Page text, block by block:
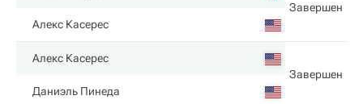
Завершен
Алекс Касерес
Алекс Касерес
Завершен
Даниэль Пинеда